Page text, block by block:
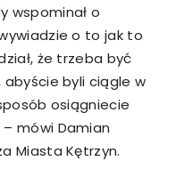
wspominał o
o to jak to
że trzeba być
abyście byli ciągle w
osiągniecie
mówi Damian
Miasta Kętrzyn.